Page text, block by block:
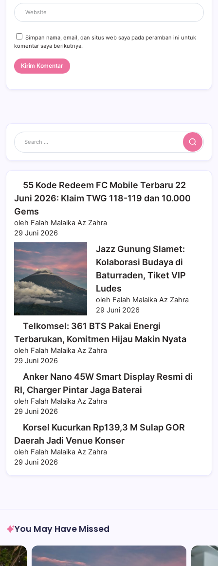
Simpan nama, email, dan situs web saya pada peramban ini untuk
komentar saya berikutnya.
Search
55 Kode Redeem FC Mobile Terbaru 22
Juni 2026: Klaim TWG 118-119 dan 10.000
Gems
oleh Falah Malaika Az Zahra
29 Juni 2026
Jazz Gunung Slamet:
Kolaborasi Budaya di
Baturraden, Tiket VIP
Ludes
oleh Falah Malaika Az Zahra
29 Juni 2026
Telkomsel: 361 BTS Pakai Energi
Terbarukan, Komitmen Hijau Makin Nyata
oleh Falah Malaika Az Zahra
29 Juni 2026
Anker Nano 45W Smart Display Resmi di
RI, Charger Pintar Jaga Baterai
oleh Falah Malaika Az Zahra
29 Juni 2026
Korsel Kucurkan Rp139,3 M Sulap GOR
Daerah Jadi Venue Konser
oleh Falah Malaika Az Zahra
29 Juni 2026
You May Have Missed